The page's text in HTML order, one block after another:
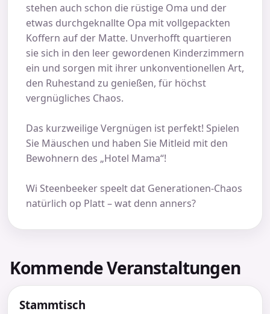
stehen auch schon die rüstige Oma und der
etwas durchgeknallte Opa mit vollgepackten
Koffern auf der Matte. Unverhofft quartieren
sie sich in den leer gewordenen Kinderzimmern
ein und sorgen mit ihrer unkonventionellen Art,
den Ruhestand zu genießen, für höchst
vergnügliches Chaos.
Das kurzweilige Vergnügen ist perfekt! Spielen
Sie Mäuschen und haben Sie Mitleid mit den
Bewohnern des „Hotel Mama“!
Wi Steenbeeker speelt dat Generationen-Chaos
natürlich op Platt – wat denn anners?
Kommende Veranstaltungen
Stammtisch